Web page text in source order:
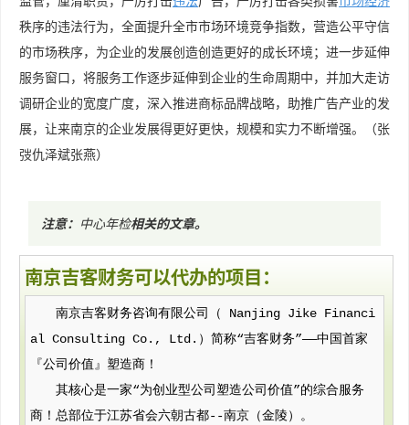
秩序的违法行为，全面提升全市市场环境竞争指数，营造公平守信
的市场秩序，为企业的发展创造创造更好的成长环境；进一步延伸
服务窗口，将服务工作逐步延伸到企业的生命周期中，并加大走访
调研企业的宽度广度，深入推进商标品牌战略，助推广告产业的发
展，让来南京的企业发展得更好更快，规模和实力不断增强。（张
弢仇泽斌张燕）
注意： 中心年检相关的文章。
南京吉客财务可以代办的项目：
南京吉客财务咨询有限公司（ Nanjing Jike Financi
al Consulting Co., Ltd.）简称“吉客财务”——中国首家
『公司价值』塑造商！
其核心是一家“为创业型公司塑造公司价值”的综合服务
商！总部位于江苏省会六朝古都--南京（金陵）。